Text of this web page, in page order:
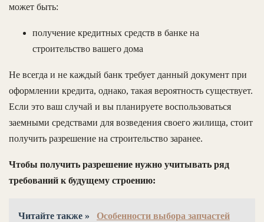
может быть:
получение кредитных средств в банке на
строительство вашего дома
Не всегда и не каждый банк требует данный документ при
оформлении кредита, однако, такая вероятность существует.
Если это ваш случай и вы планируете воспользоваться
заемными средствами для возведения своего жилища, стоит
получить разрешение на строительство заранее.
Чтобы получить разрешение нужно учитывать ряд
требований к будущему строению:
Читайте также »
Особенности выбора запчастей